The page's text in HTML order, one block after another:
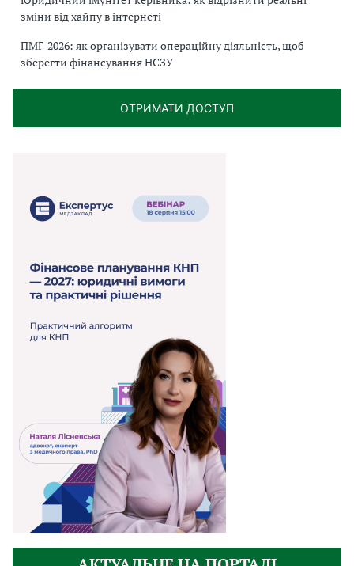
зміни від хайпу в інтернеті
ПМГ-2026: як організувати операційну діяльність, щоб
зберегти фінансування НСЗУ
ОТРИМАТИ ДОСТУП